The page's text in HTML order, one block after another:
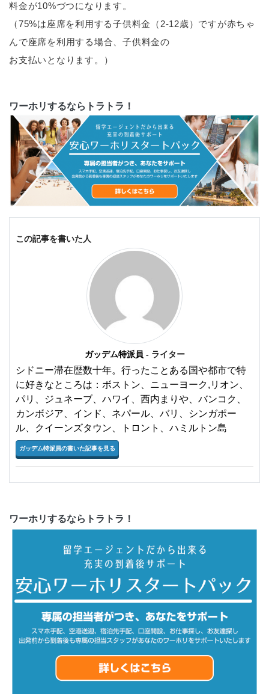
料金が10%づつになります。
（75%は座席を利用する子供料金（2-12歳）ですが赤ちゃ
んで座席を利用する場合、子供料金の
お支払いとなります。）
ワーホリするならトラトラ！
この記事を書いた人
ガッデム特派員 - ライター
シドニー滞在歴数十年。行ったことある国や都市で特
に好きなところは：ボストン、ニューヨーク,リオン、
パリ、ジュネーブ、ハワイ、西内まりや、バンコク、
カンボジア、インド、ネパール、バリ、シンガポー
ル、クイーンズタウン、トロント、ハミルトン島
ガッデム特派員の書いた記事を見る
ワーホリするならトラトラ！